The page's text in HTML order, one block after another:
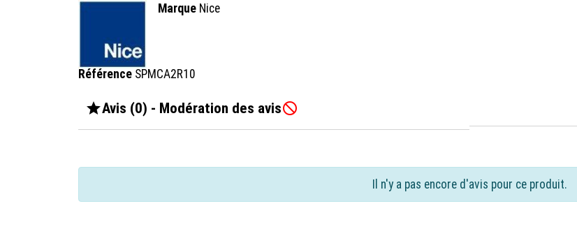
Marque Nice
Référence SPMCA2R10
Avis (0) - Modération des avis
Il n'y a pas encore d'avis pour ce produit.